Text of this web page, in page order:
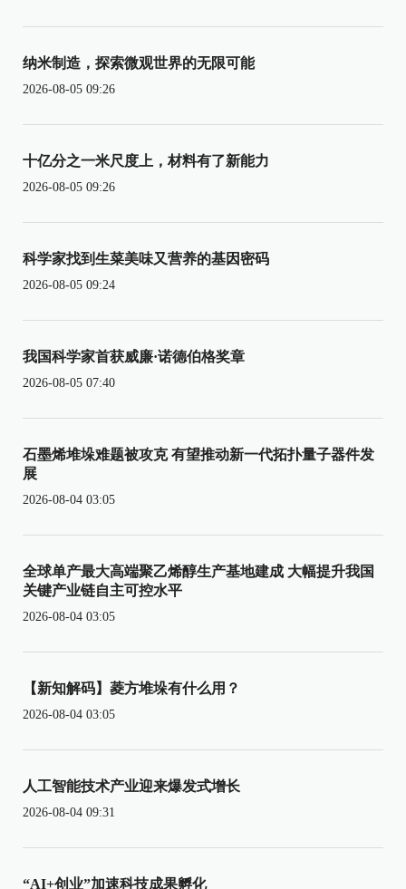
纳米制造，探索微观世界的无限可能
2026-08-05 09:26
十亿分之一米尺度上，材料有了新能力
2026-08-05 09:26
科学家找到生菜美味又营养的基因密码
2026-08-05 09:24
我国科学家首获威廉·诺德伯格奖章
2026-08-05 07:40
石墨烯堆垛难题被攻克 有望推动新一代拓扑量子器件发
展
2026-08-04 03:05
全球单产最大高端聚乙烯醇生产基地建成 大幅提升我国
关键产业链自主可控水平
2026-08-04 03:05
【新知解码】菱方堆垛有什么用？
2026-08-04 03:05
人工智能技术产业迎来爆发式增长
2026-08-04 09:31
“AI+创业”加速科技成果孵化